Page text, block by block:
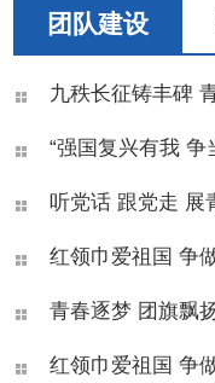
团队建设
九秩长征铸丰碑 青春聚力向团行
“强国复兴有我 争当新时代好队员”——
听党话 跟党走 展青春担当——
红领巾爱祖国 争做新时代好队员——
青春逐梦 团旗飘扬——新乡
红领巾爱祖国 争做新时代好队员——